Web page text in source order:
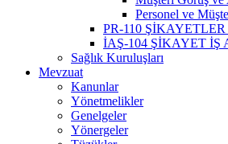
Personel ve
PR-110
İAŞ-104 ŞİKAYET İŞ
Sağlık Kuruluşları
Mevzuat
Kanunlar
Yönetmelikler
Genelgeler
Yönergeler